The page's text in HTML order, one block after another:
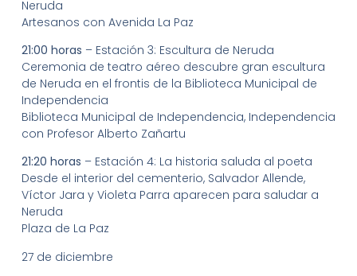
Neruda
Artesanos con Avenida La Paz
21:00 horas – Estación 3: Escultura de Neruda
Ceremonia de teatro aéreo descubre gran escultura
de Neruda en el frontis de la Biblioteca Municipal de
Independencia
Biblioteca Municipal de Independencia, Independencia
con Profesor Alberto Zañartu
21:20 horas – Estación 4: La historia saluda al poeta
Desde el interior del cementerio, Salvador Allende,
Víctor Jara y Violeta Parra aparecen para saludar a
Neruda
Plaza de La Paz
27 de diciembre